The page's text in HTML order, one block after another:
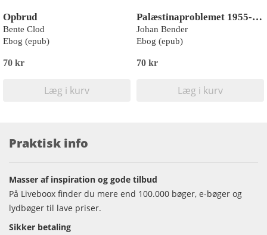
Opbrud
Bente Clod
Ebog (epub)
70 kr
Læg i kurv
Palæstinaproblemet 1955-1974. Gennem tre krige i Mellemøsten til fredskonference i Genève
Johan Bender
Ebog (epub)
70 kr
Læg i kurv
Praktisk info
Masser af inspiration og gode tilbud
På Liveboox finder du mere end 100.000 bøger, e-bøger og
lydbøger til lave priser.
Sikker betaling